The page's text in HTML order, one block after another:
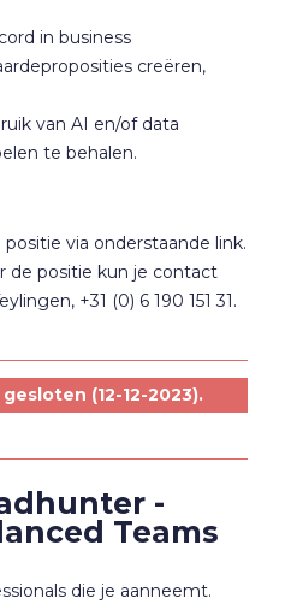
in business
creëren,
van AI en/of data
te behalen.
via onderstaande link.
de positie kun je contact
+31 (0) 6 190 151 31.
(12-12-2023).
-
Teams
die je aanneemt.